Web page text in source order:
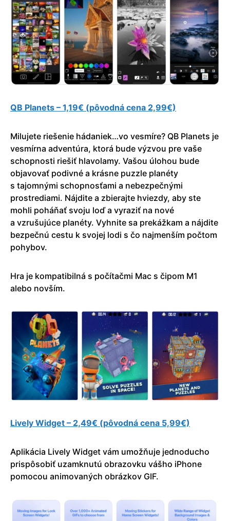
QB Planets – 1,19€ (pôvodná cena 2,99€)
Milujete riešenie hádaniek…vo vesmíre? QB Planets je
vesmírna adventúra, ktorá bude výzvou pre vaše
schopnosti riešiť hlavolamy. Vašou úlohou bude
objavovať podivné a krásne puzzle planéty
s tajomnými schopnosťami a nebezpečnými
prostrediami. Nájdite a zbierajte hviezdy, aby ste
mohli poháňať svoju loď a vyraziť na nové
a vzrušujúce planéty. Vyhnite sa prekážkam a nájdite
bezpečnú cestu k svojej lodi s čo najmenším počtom
pohybov.
Hra je kompatibilná s počítačmi Mac s čipom M1
alebo novším.
Lively Widget – 2,49€ (pôvodná cena 5,99€)
Aplikácia Lively Widget vám umožňuje jednoducho
prispôsobiť uzamknutú obrazovku vášho iPhone
pomocou animovaných obrázkov GIF.